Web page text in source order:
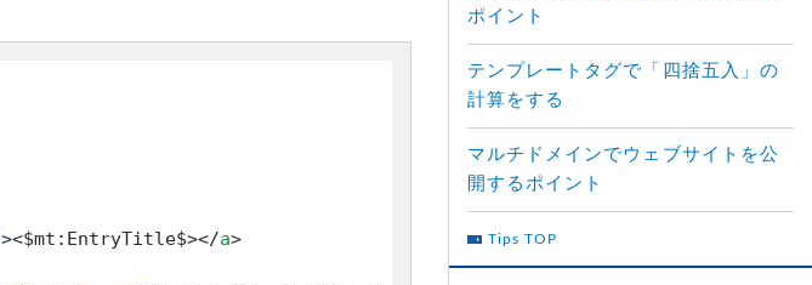
><$mt:EntryTitle$></a>
ポイント
テンプレートタグで「四捨五入」の
計算をする
マルチドメインでウェブサイトを公
開するポイント
Tips TOP